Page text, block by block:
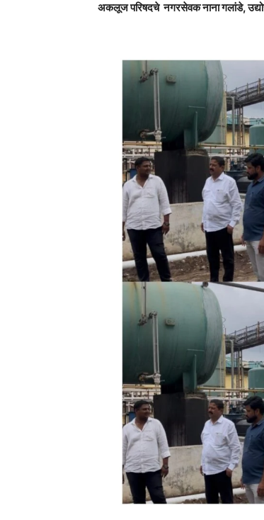
अकलूज परिषदचे नगरसेवक नाना गलांडे,